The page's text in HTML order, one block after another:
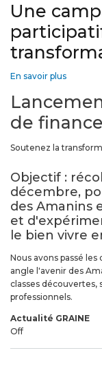
Une
En savoir plus
la
des
de
Soutenez la
Objectif :
décembre,
des Amanins
et
le bien vivre
Nous avons passé
angle l'avenir des
classes découvertes,
professionnels.
Actualité GRAINE
Off